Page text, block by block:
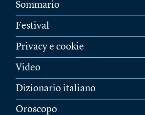
Sommario
Festival
Privacy e cookie
Video
Dizionario italiano
Oroscopo